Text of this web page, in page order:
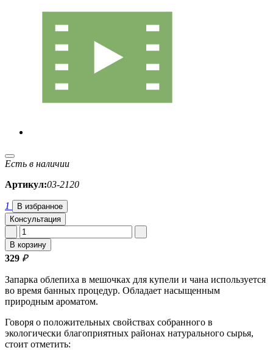
Есть в наличии
Артикул:03-2120
1
В избранное
Консультация
В корзину
329 ₽
Запарка облепиха в мешочках для купели и чана используется
во время банных процедур. Обладает насыщенным
природным ароматом.
Говоря о положительных свойствах собранного в
экологически благоприятных районах натурального сырья,
стоит отметить: